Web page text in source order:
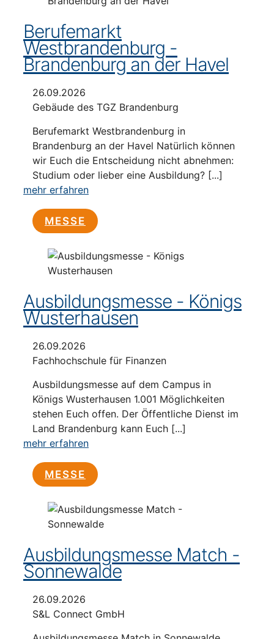
Berufemarkt
Westbrandenburg -
Brandenburg an der Havel
26.09.2026
Gebäude des TGZ Brandenburg
Berufemarkt Westbrandenburg in
Brandenburg an der Havel Natürlich können
wir Euch die Entscheidung nicht abnehmen:
Studium oder lieber eine Ausbildung? [...]
mehr erfahren
MESSE
Ausbildungsmesse - Königs
Wusterhausen
26.09.2026
Fachhochschule für Finanzen
Ausbildungsmesse auf dem Campus in
Königs Wusterhausen 1.001 Möglichkeiten
stehen Euch offen. Der Öffentliche Dienst im
Land Brandenburg kann Euch [...]
mehr erfahren
MESSE
Ausbildungsmesse Match -
Sonnewalde
26.09.2026
S&L Connect GmbH